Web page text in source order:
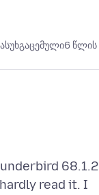
6 წლის
read it. I